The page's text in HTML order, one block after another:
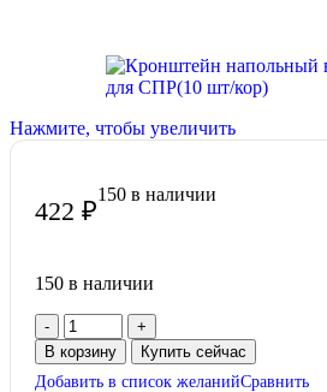
Нажмите, чтобы увеличить
422 ₽
150 в наличии
150 в наличии
В корзину
Купить сейчас
Добавить в список желанийСравнить